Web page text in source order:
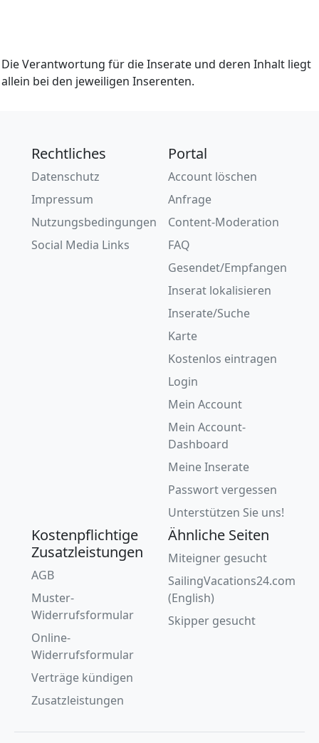
Die Verantwortung für die Inserate und deren Inhalt liegt
allein bei den jeweiligen Inserenten.
Rechtliches
Datenschutz
Impressum
Nutzungsbedingungen
Social Media Links
Portal
Account löschen
Anfrage
Content-Moderation
FAQ
Gesendet/Empfangen
Inserat lokalisieren
Inserate/Suche
Karte
Kostenlos eintragen
Login
Mein Account
Mein Account-
Dashboard
Meine Inserate
Passwort vergessen
Unterstützen Sie uns!
Kostenpflichtige
Zusatzleistungen
AGB
Muster-
Widerrufsformular
Online-
Widerrufsformular
Verträge kündigen
Zusatzleistungen
Ähnliche Seiten
Miteigner gesucht
SailingVacations24.com
(English)
Skipper gesucht